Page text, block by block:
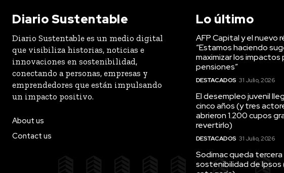
Diario Sustentable
Diario Sustentable es un medio digital
que visibiliza historias, noticias e
innovaciones en sostenibilidad,
conectando a personas, empresas y
emprendedores que están impulsando
un impacto positivo.
About us
Contact us
Lo último
AFP Capital y el nuevo
“Estamos haciendo
maximizar los impactos
pensiones”
DESTACADOS 31 Julio, 2026
El desempleo juvenil
cinco años (y tres
abrieron 1.200 cupos
revertirlo)
DESTACADOS 31 Julio, 2026
Sodimac queda tercera
sostenibilidad de Ipsos